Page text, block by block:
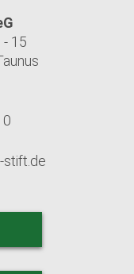
15
0
stift.de